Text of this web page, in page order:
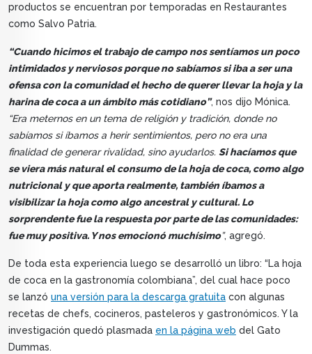
productos se encuentran por temporadas en Restaurantes
como Salvo Patria.
“Cuando hicimos el trabajo de campo nos sentíamos un poco
intimidados y nerviosos porque no sabíamos si iba a ser una
ofensa con la comunidad el hecho de querer llevar la hoja y la
harina de coca a un ámbito más cotidiano”, nos dijo Mónica.
“Era meternos en un tema de religión y tradición, donde no
sabíamos si íbamos a herir sentimientos, pero no era una
finalidad de generar rivalidad, sino ayudarlos. Si hacíamos que
se viera más natural el consumo de la hoja de coca, como algo
nutricional y que aporta realmente, también íbamos a
visibilizar la hoja como algo ancestral y cultural. Lo
sorprendente fue la respuesta por parte de las comunidades:
fue muy positiva. Y nos emocionó muchísimo”, agregó.
De toda esta experiencia luego se desarrolló un libro: “La hoja
de coca en la gastronomía colombiana”, del cual hace poco
se lanzó una versión para la descarga gratuita con algunas
recetas de chefs, cocineros, pasteleros y gastronómicos. Y la
investigación quedó plasmada en la página web del Gato
Dummas.